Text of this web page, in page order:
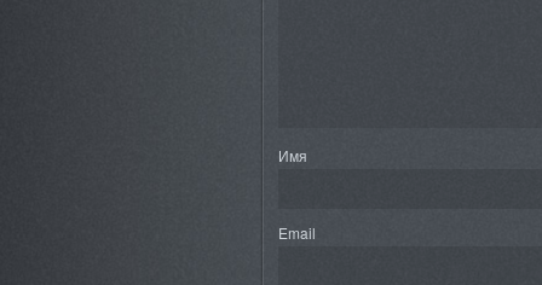
Имя
Email